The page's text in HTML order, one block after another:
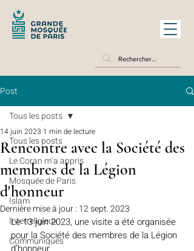
Post
Tous les posts
Le Coran m’a appris
Mosquée de Paris
Islam
Interreligieux
Communiqués
Tous les posts
Rencontre avec la Société des
membres de la Légion
d'honneur
14 juin 2023 1 min de lecture
Dernière mise à jour : 12 sept. 2023
Le 13 juin 2023, une visite a été organisée
pour la Société des membres de la Légion